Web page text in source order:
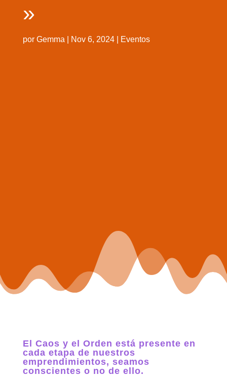
»
por Gemma Nov 6, 2024| Eventos
El Caos y el Orden está presente en
cada etapa de nuestros
emprendimientos, seamos
conscientes o no de ello.